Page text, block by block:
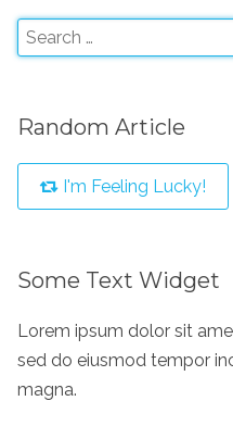
Random Article
I'm Feeling Lucky!
Some Text Widget
Lorem ipsum dolor sit
sed do eiusmod tempor
magna.